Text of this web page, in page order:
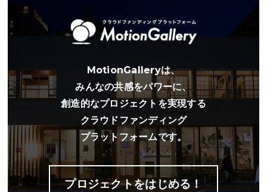
MotionGalleryは、
みんなの共感をパワーに、
創造的なプロジェクトを実現する
クラウドファンディング
プラットフォームです。
プロジェクトをはじめる！